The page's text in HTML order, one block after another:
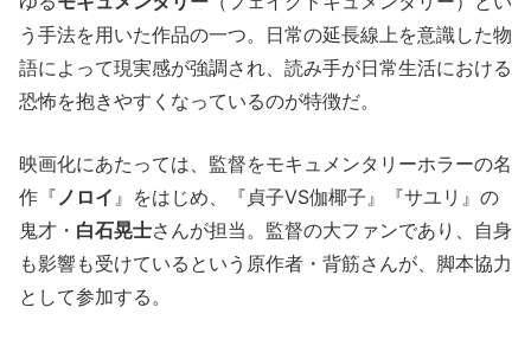
う手法を用いた作品の一つ。日常の延長線上を意識した物
語によって現実感が強調され、読み手が日常生活における
恐怖を抱きやすくなっているのが特徴だ。
映画化にあたっては、監督をモキュメンタリーホラーの名
作『ノロイ 』をはじめ、『貞子VS伽椰子』『サユリ』の
鬼才・ 白石晃士さんが担当。監督の大ファンであり、自身
も影響も受けているという原作者・背筋さんが、脚本協力
として参加する。